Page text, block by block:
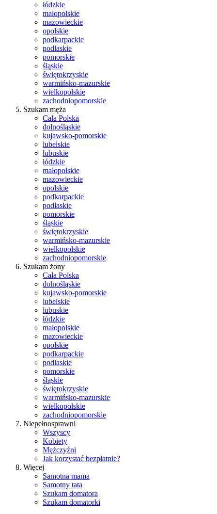
łódzkie
małopolskie
mazowieckie
opolskie
podkarpackie
podlaskie
pomorskie
śląskie
świętokrzyskie
warmińsko-mazurskie
wielkopolskie
zachodniopomorskie
Szukam męża
Cała Polska
dolnośląskie
kujawsko-pomorskie
lubelskie
lubuskie
łódzkie
małopolskie
mazowieckie
opolskie
podkarpackie
podlaskie
pomorskie
śląskie
świętokrzyskie
warmińsko-mazurskie
wielkopolskie
zachodniopomorskie
Szukam żony
Cała Polska
dolnośląskie
kujawsko-pomorskie
lubelskie
lubuskie
łódzkie
małopolskie
mazowieckie
opolskie
podkarpackie
podlaskie
pomorskie
śląskie
świętokrzyskie
warmińsko-mazurskie
wielkopolskie
zachodniopomorskie
Niepełnosprawni
Wszyscy
Kobiety
Mężczyźni
Jak korzystać bezpłatnie?
Więcej
Samotna mama
Samotny tata
Szukam domatora
Szukam domatorki